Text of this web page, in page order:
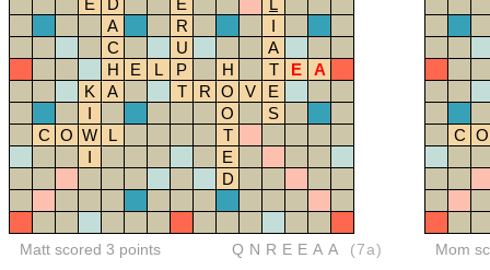
E
D E
L
A
R
I
C
U
A
H
E L P H T E
A
K
A T R O V
E
I
O
S
C O W L
T
I
E
D
Matt scored 3 points QNREEAA (7a)
C O
Mom